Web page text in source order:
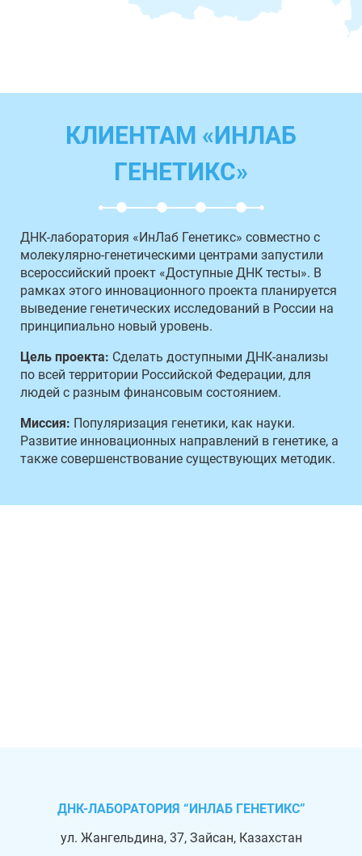
КЛИЕНТАМ «ИНЛАБ
ГЕНЕТИКС»
ДНК-лаборатория «ИнЛаб Генетикс» совместно с
молекулярно-генетическими центрами запустили
всероссийский проект «Доступные ДНК тесты». В
рамках этого инновационного проекта планируется
выведение генетических исследований в России на
принципиально новый уровень.
Цель проекта: Сделать доступными ДНК-анализы
по всей территории Российской Федерации, для
людей с разным финансовым состоянием.
Миссия: Популяризация генетики, как науки.
Развитие инновационных направлений в генетике, а
также совершенствование существующих методик.
ДНК-ЛАБОРАТОРИЯ “ИНЛАБ ГЕНЕТИКС”
ул. Жангельдина, 37, Зайсан, Казахстан